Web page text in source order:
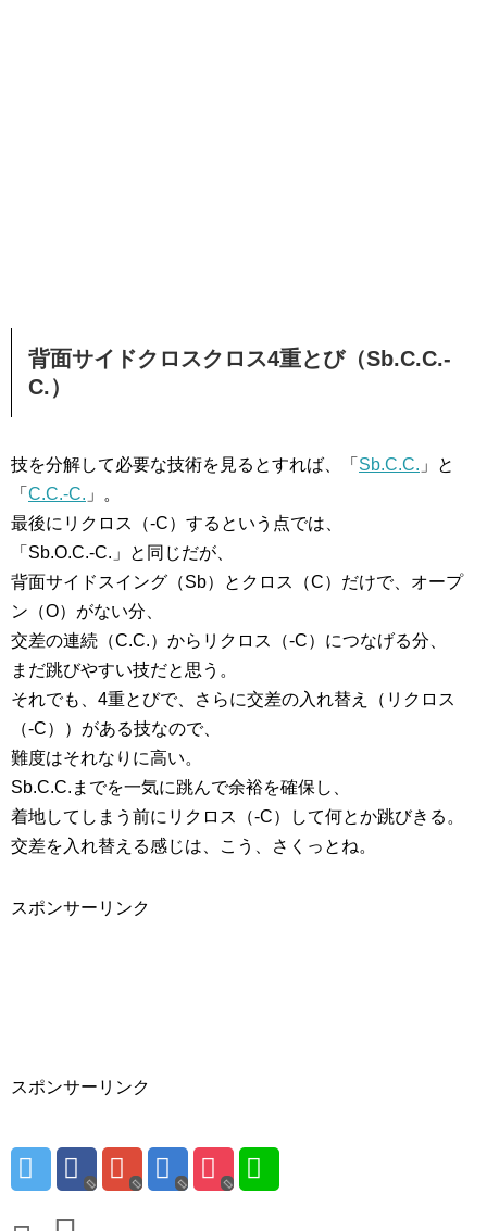
背面サイドクロスクロス4重とび（Sb.C.C.-
C.）
技を分解して必要な技術を見るとすれば、「 Sb.C.C. 」と
「 C.C.-C. 」。
最後にリクロス（-C）するという点では、
「Sb.O.C.-C.」と同じだが、
背面サイドスイング（Sb）とクロス（C）だけで、オープ
ン（O）がない分、
交差の連続（C.C.）からリクロス（-C）につなげる分、
まだ跳びやすい技だと思う。
それでも、4重とびで、さらに交差の入れ替え（リクロス
（-C））がある技なので、
難度はそれなりに高い。
Sb.C.C.までを一気に跳んで余裕を確保し、
着地してしまう前にリクロス（-C）して何とか跳びきる。
交差を入れ替える感じは、こう、さくっとね。
スポンサーリンク
スポンサーリンク